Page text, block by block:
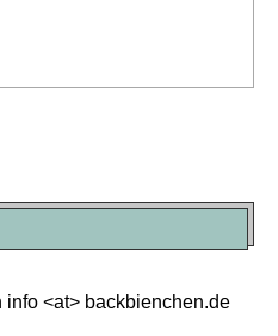
<at> backbienchen.de